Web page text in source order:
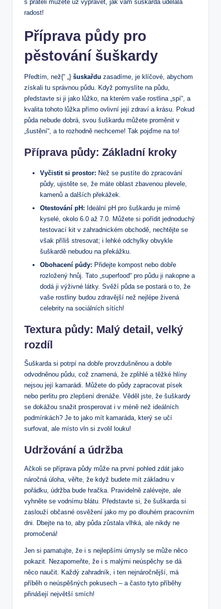
s přáteli můžete už vyprávět, jak vám šuškarda udělala
radost!
Příprava půdy pro
pěstování šuškardy
Předtím, než{“ „} šuskařdu zasadíme, je klíčové, abychom
získali tu správnou půdu. Když pomyslíte na půdu,
představte si ji jako lůžko, na kterém vaše rostlina „spí“, a
kvalita tohoto lůžka přímo ovlivní její zdraví a krásu. Pokud
půda nebude dobrá, svou šuškardu můžete proměnit v
„šustění“, a to rozhodně nechceme! Tak pojďme na to!
Příprava půdy: Základní kroky
Vyčistit si prostor: Než se pustíte do zpracování
půdy, ujistěte se, že máte oblast zbavenou plevele,
kamenů a dalších překážek.
Otestování pH: Ideální pH pro šuškardu je mírně
kyselé, okolo 6.0 až 7.0. Můžete si pořídit jednoduchý
testovací kit v zahradnickém obchodě, nechtějte se
však příliš stresovat; i lehké odchylky obvykle
šuškardě nebudou na překážku.
Obohacení půdy: Přidejte kompost nebo dobře
rozložený hnůj. Tato „superfood“ pro půdu ji nakopne a
dodá ji výživné látky. Svěží půda se postará o to, že
vaše rostliny budou zdravější než nejlépe živená
celebrity na sociálních sítích!
Textura půdy: Malý detail, velký
rozdíl
Šuškarda si potrpí na dobře provzdušněnou a dobře
odvodněnou půdu, což znamená, že zplihlé a těžké hlíny
nejsou její kamarádi. Můžete do půdy zapracovat písek
nebo perlitu pro zlepšení drenáže. Věděl jste, že šuškardy
se dokážou snažit prosperovat i v méně než ideálních
podmínkách? Je to jako mít kamaráda, který se učí
surfovat, ale místo vln si zvolil louku!
Udržování a údržba
Ačkoli se příprava půdy může na první pohled zdát jako
náročná úloha, věřte, že když budete mít základnu v
pořádku, údržba bude hračka. Pravidelně zalévejte, ale
vyhněte se vodnímu blátu. Představte si, že šuškarda si
zaslouží občasné osvěžení jako my po dlouhém pracovním
dni. Dbejte na to, aby půda zůstala vlhká, ale nikdy ne
promočená!
Jen si pamatujte, že i s nejlepšími úmysly se může něco
pokazit. Nezapomeňte, že i s malými neúspěchy se dá
něco naučit. Každý zahradník, i ten nejnáročnější, má
příběh o neúspěšných pokusech – a často tyto příběhy
přinášejí největší smích!